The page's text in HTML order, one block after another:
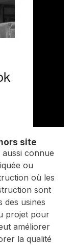
site
connue
ou
où les
sont
des usines
projet pour
améliorer
la qualité